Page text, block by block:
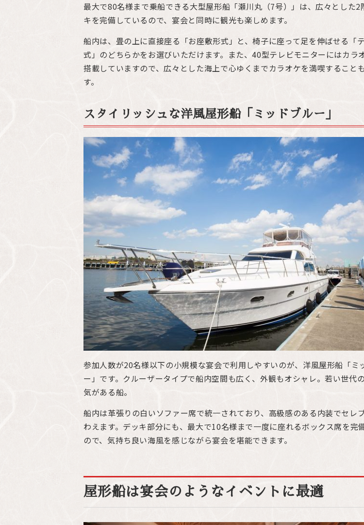
最大で80名様まで乗船できる大型屋形船「瀬川丸（7号）」は、広々とした2
キを完備しているので、宴会と同時に観光も楽しめます。
船内は、畳の上に直接座る「お座敷形式」と、椅子に座って足を伸ばせる「
式」のどちらかをお選びいただけます。また、40型テレビモニターにはカラ
搭載していますので、広々とした海上で心ゆくまでカラオケを満喫すること
す。
スタイリッシュな洋風屋形船「ミッドブルー」
参加人数が20名様以下の小規模な宴会で利用しやすいのが、洋風屋形船「ミ
ー」です。クルーザータイプで船内空間も広く、外観もオシャレ。若い世代
気がある船。
船内は革張りの白いソファー席で統一されており、高級感のある内装でセレ
わえます。デッキ部分にも、最大で10名様まで一度に座れるボックス席を完
ので、気持ち良い海風を感じながら宴会を堪能できます。
屋形船は宴会のようなイベントに最適